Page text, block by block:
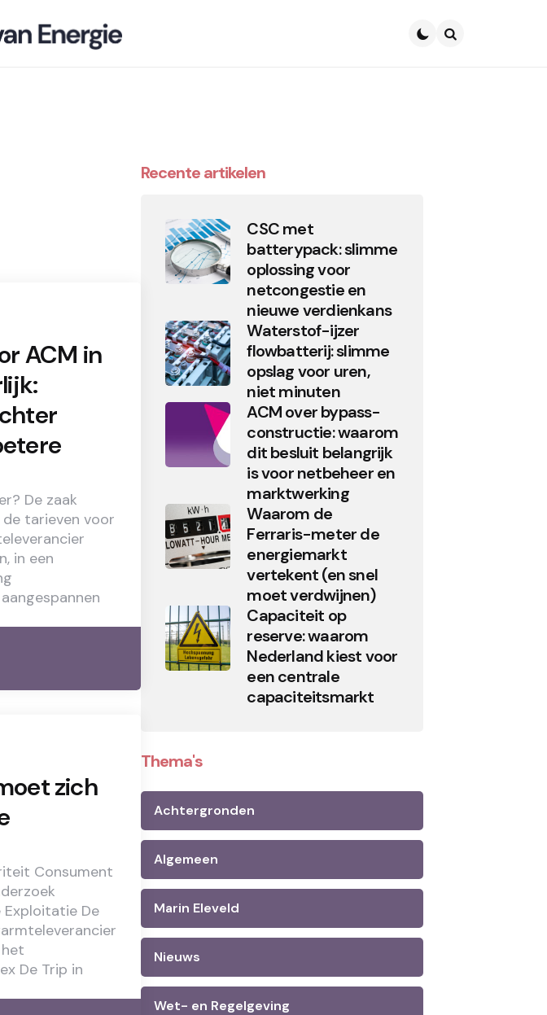
ACM in
De zaak
tarieven voor
in een
zich
Consument
Exploitatie De
De Trip in
Recente artikelen
CSC met
batterypack: slimme
oplossing voor
netcongestie en
nieuwe verdienkans
Waterstof-ijzer
flowbatterij: slimme
opslag voor uren,
niet minuten
ACM over bypass-
constructie: waarom
dit besluit belangrijk
is voor netbeheer en
marktwerking
Waarom de
Ferraris-meter de
energiemarkt
vertekent (en snel
moet verdwijnen)
Capaciteit op
reserve: waarom
Nederland kiest voor
een centrale
capaciteitsmarkt
Thema's
Achtergronden
Algemeen
Marin Eleveld
Nieuws
Wet- en Regelgeving